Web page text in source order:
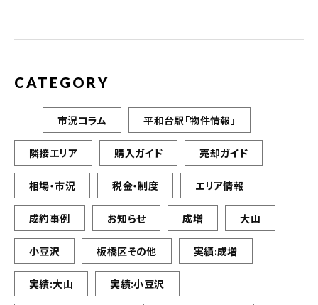
CATEGORY
市況コラム 平和台駅「物件情報」
隣接エリア 購入ガイド 売却ガイド
相場・市況 税金・制度 エリア情報
成約事例 お知らせ 成増 大山
小豆沢 板橋区その他 実績:成増
実績:大山 実績:小豆沢